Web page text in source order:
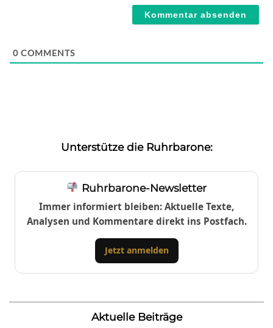
0 COMMENTS
Unterstütze die Ruhrbarone:
Ruhrbarone-Newsletter
Immer informiert bleiben: Aktuelle Texte,
Analysen und Kommentare direkt ins Postfach.
Jetzt anmelden
Aktuelle Beiträge